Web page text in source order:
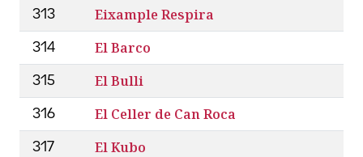
313 Eixample Respira
314 El Barco
315 El Bulli
316 El Celler de Can Roca
317 El Kubo